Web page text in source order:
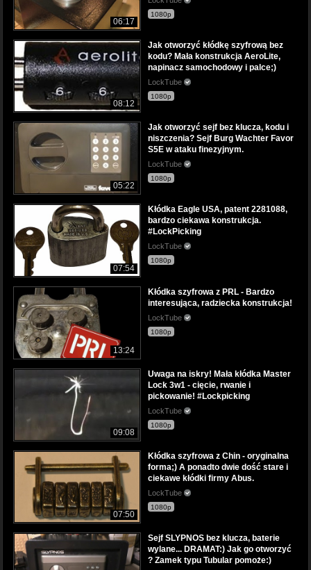
06:17
1080p
08:12
Jak otworzyć kłódkę szyfrową bez
kodu? Mała konstrukcja AeroLite,
napinacz samochodowy i palce;)
LockTube
1080p
05:22
Jak otworzyć sejf bez klucza, kodu i
niszczenia? Sejf Burg Wachter Favor
S5E w ataku finezyjnym.
LockTube
1080p
07:54
Kłódka Eagle USA, patent 2281088,
bardzo ciekawa konstrukcja.
#LockPicking
LockTube
1080p
13:24
Kłódka szyfrowa z PRL - Bardzo
interesująca, radziecka konstrukcja!
LockTube
1080p
09:08
Uwaga na iskry! Mała kłódka Master
Lock 3w1 - cięcie, rwanie i
pickowanie! #Lockpicking
LockTube
1080p
07:50
Kłódka szyfrowa z Chin - oryginalna
forma;) A ponadto dwie dość stare i
ciekawe kłódki firmy Abus.
LockTube
1080p
Sejf SLYPNOS bez klucza, baterie
wylane... DRAMAT:) Jak go otworzyć
? Zamek typu Tubular pomoże:)